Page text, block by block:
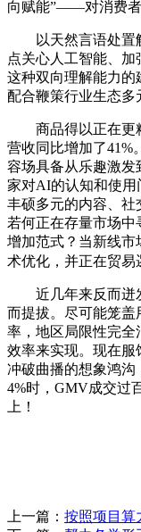
向赋能”——对消费者
以天然言语处置解
点关心人工智能、加
这种双向理解能力的
配合鞭策行业生态多
商品得以正在更精
营收同比增加了41%
容场具备从乐趣激发
家对AI的认知和使用
丰硕多元的内容、社
若何正在存量市场
增加范式？当新线市
术优化，并正在贸易
近几年来反而迸发
而提拔。尽可能笼盖
率，地区局限性完全
效率来实现。现在服
冲破曲播的想象鸿沟
4%时，GMV成交过
上！
上一篇： 按照项目算